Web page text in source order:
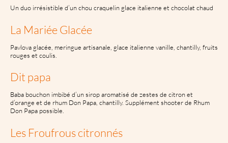
Un duo irrésistible d’un chou craquelin glace italienne et chocolat chaud
La Mariée Glacée
Pavlova glacée, meringue artisanale, glace italienne vanille, chantilly, fruits
rouges et coulis.
Dit papa
Baba bouchon imbibé d’un sirop aromatisé de zestes de citron et
d’orange et de rhum Don Papa, chantilly. Supplément shooter de Rhum
Don Papa possible.
Les Froufrous citronnés